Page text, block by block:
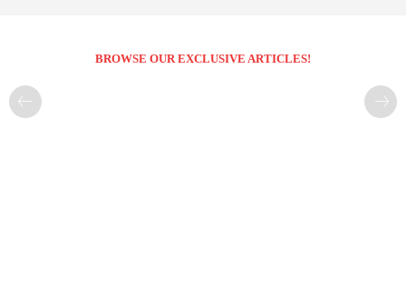
BROWSE OUR EXCLUSIVE ARTICLES!